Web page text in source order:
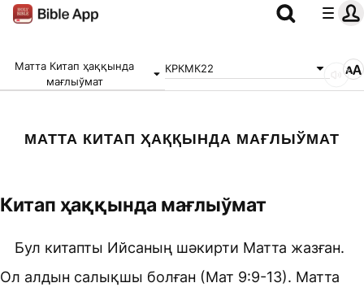
Матта Китап ҳаққында
мағлыўмат
КРКМК22
МАТТА КИТАП ҲАҚҚЫНДА МАҒЛЫЎМАТ
Китап ҳаққында мағлыўмат
Бул китапты Ийсаның шәкирти Матта жазған.
Ол алдын салықшы болған (Мат 9:9-13). Матта